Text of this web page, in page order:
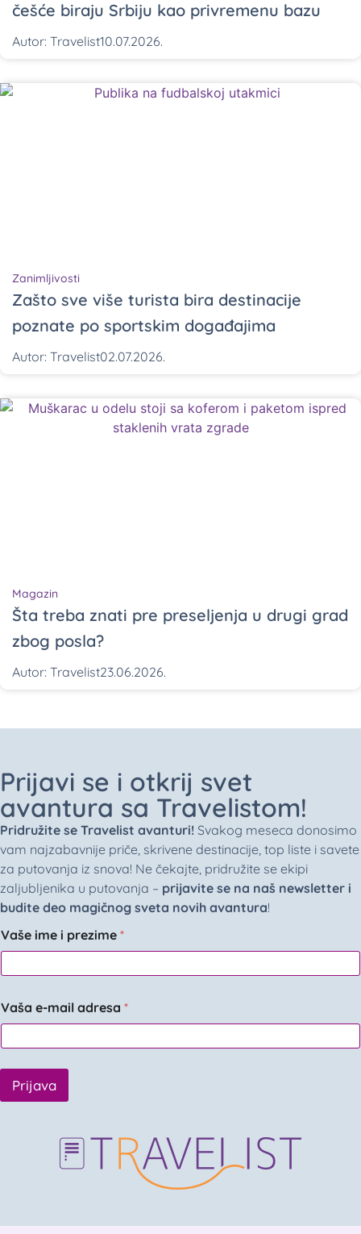
češće biraju Srbiju kao privremenu bazu
Autor: Travelist10.07.2026.
Zanimljivosti
Zašto sve više turista bira destinacije
poznate po sportskim događajima
Autor: Travelist02.07.2026.
Magazin
Šta treba znati pre preseljenja u drugi grad
zbog posla?
Autor: Travelist23.06.2026.
Prijavi se i otkrij svet
avantura sa Travelistom!
Pridružite se Travelist avanturi! Svakog meseca donosimo
vam najzabavnije priče, skrivene destinacije, top liste i savete
za putovanja iz snova! Ne čekajte, pridružite se ekipi
zaljubljenika u putovanja – prijavite se na naš newsletter i
budite deo magičnog sveta novih avantura!
Vaše ime i prezime *
Vaša e-mail adresa *
Prijava